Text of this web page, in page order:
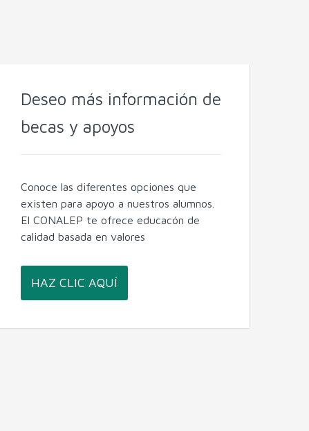
Deseo más información de
becas y apoyos
Conoce las diferentes opciones que
existen para apoyo a nuestros alumnos.
El CONALEP te ofrece educacón de
calidad basada en valores
HAZ CLIC AQUÍ